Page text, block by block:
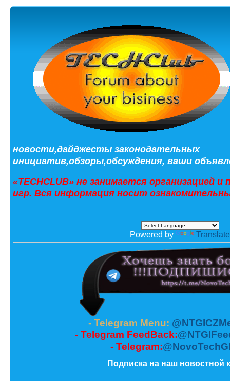
новости,дайджесты законодательных
инициатив,обзоры,обсуждения, ваши
«TECHCLUB» не занимается организацией
игр. Вся информация носит
Powered by Translate
- Telegram Menu:
- Telegram FeedBack:
- Telegram:
Подписка на наш новостной